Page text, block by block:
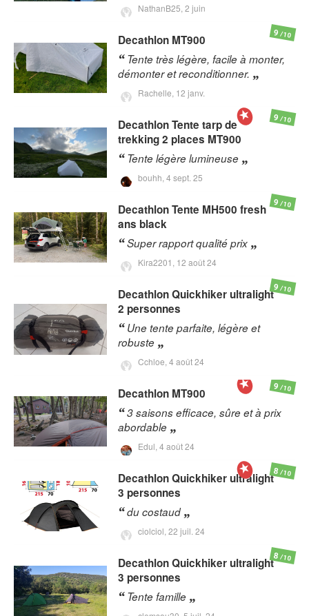
NathanB25, 2 juin
Decathlon MT900
Tente très légère, facile à monter,
démonter et reconditionner.
Rachelle, 12 janv.
9/10
DecathlonTente tarp de
trekking 2 places MT900
Tente légère lumineuse
bouhh, 4 sept. 25
9/10
DecathlonTente MH500 fresh
ans black
Super rapport qualité prix
Kira2201, 12 août 24
9/10
DecathlonQuickhiker ultralight
2 personnes
Une tente parfaite, légère et
robuste
Cchloe, 4 août 24
9/10
Decathlon MT900
3 saisons efficace, sûre et à prix
abordable
Edul, 4 août 24
9/10
DecathlonQuickhiker ultralight
3 personnes
du costaud
ciolciol, 22 juil. 24
8/10
DecathlonQuickhiker ultralight
3 personnes
Tente famille
8/10